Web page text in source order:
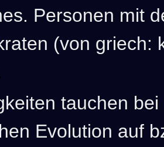
Personen mit
(von griech:
tauchen
Evolution auf